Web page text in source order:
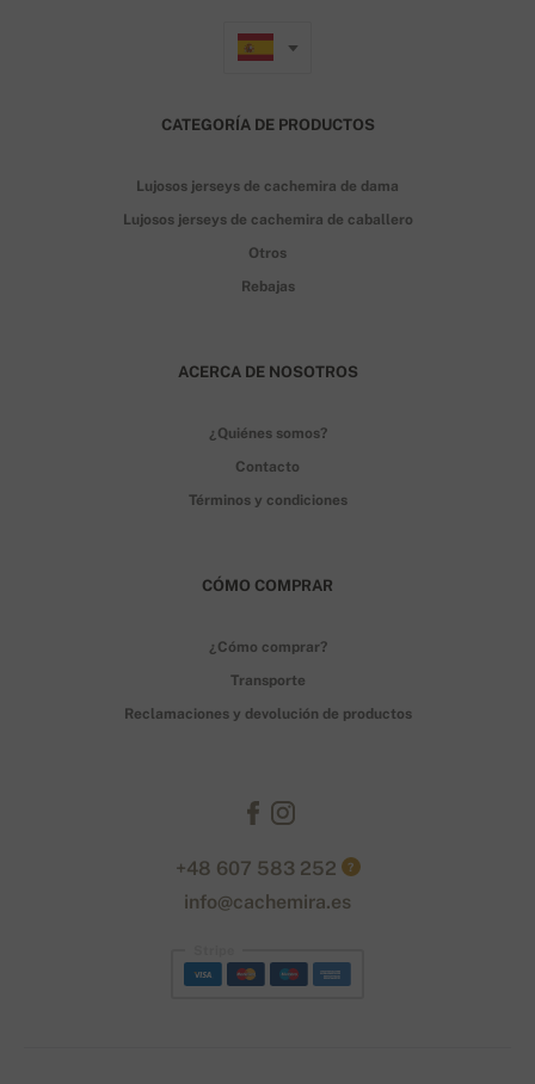
CATEGORÍA DE PRODUCTOS
Lujosos jerseys de cachemira de dama
Lujosos jerseys de cachemira de caballero
Otros
Rebajas
ACERCA DE NOSOTROS
¿Quiénes somos?
Contacto
Términos y condiciones
CÓMO COMPRAR
¿Cómo comprar?
Transporte
Reclamaciones y devolución de productos
+48 607 583 252 ?
info@cachemira.es